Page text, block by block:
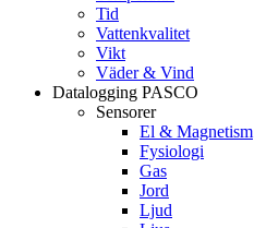
Tid
Vattenkvalitet
Vikt
Väder & Vind
Datalogging PASCO
Sensorer
El & Magnetism
Fysiologi
Gas
Jord
Ljud